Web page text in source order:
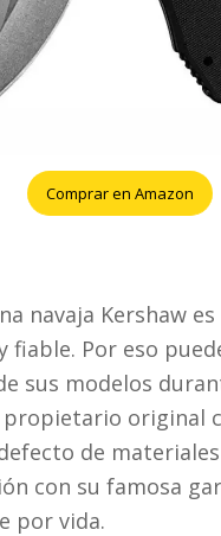
Comprar en Amazon
navaja Kershaw
fiable. Por eso
sus modelos
propietario original
de
con su famosa
por vida.